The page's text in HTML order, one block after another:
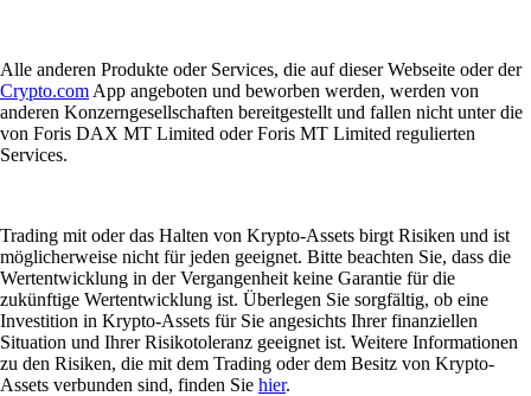
Alle anderen Produkte oder Services, die auf dieser Webseite oder der
Crypto.com App angeboten und beworben werden, werden von
anderen Konzerngesellschaften bereitgestellt und fallen nicht unter die
von Foris DAX MT Limited oder Foris MT Limited regulierten
Services.
Trading mit oder das Halten von Krypto-Assets birgt Risiken und ist
möglicherweise nicht für jeden geeignet. Bitte beachten Sie, dass die
Wertentwicklung in der Vergangenheit keine Garantie für die
zukünftige Wertentwicklung ist. Überlegen Sie sorgfältig, ob eine
Investition in Krypto-Assets für Sie angesichts Ihrer finanziellen
Situation und Ihrer Risikotoleranz geeignet ist. Weitere Informationen
zu den Risiken, die mit dem Trading oder dem Besitz von Krypto-
Assets verbunden sind, finden Sie hier.